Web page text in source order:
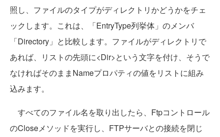
照し、ファイルのタイプがディレクトリかどうかをチェ
ックします。これは、「EntryType列挙体」のメンバ
「Directory」と比較します。ファイルがディレクトリで
あれば、リストの先頭に<Dir>という文字を付け、そうで
なければそのままNameプロパティの値をリストに組み
込みます。
すべてのファイル名を取り出したら、Ftpコントロール
のCloseメソッドを実行し、FTPサーバとの接続を閉じ